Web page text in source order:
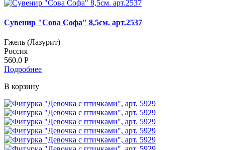
Сувенир "Сова Софа" 8,5см. арт.2537
Гжель (Лазурит)
Россия
560.0 Р
Подробнее
В корзину